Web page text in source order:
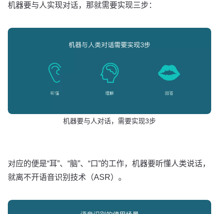
机器要与人实现对话，那就需要实现三步：
机器要与人对话，需要实现3步
对应的便是“耳”、“脑”、“口”的工作，机器要听懂人类说话，
就离不开语音识别技术（ASR）。